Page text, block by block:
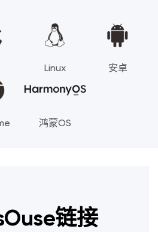
Linux 安卓
鸿蒙OS
链接